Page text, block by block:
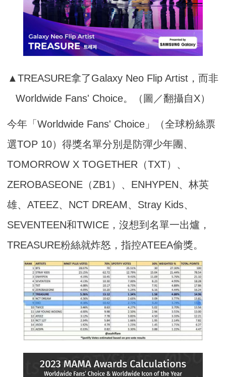
▲TREASURE拿了Galaxy Neo Flip Artist，而非
Worldwide Fans' Choice。（圖／翻攝自X）
今年「Worldwide Fans' Choice」（全球粉絲票
選TOP 10）得獎名單分別是防彈少年團、
TOMORROW X TOGETHER（TXT）、
ZEROBASEONE（ZB1）、ENHYPEN、林英
雄、ATEEZ、NCT DREAM、Stray Kids、
SEVENTEEN和TWICE，沒想到名單一出爐，
TREASURE粉絲就炸怒，指控ATEEA偷獎。